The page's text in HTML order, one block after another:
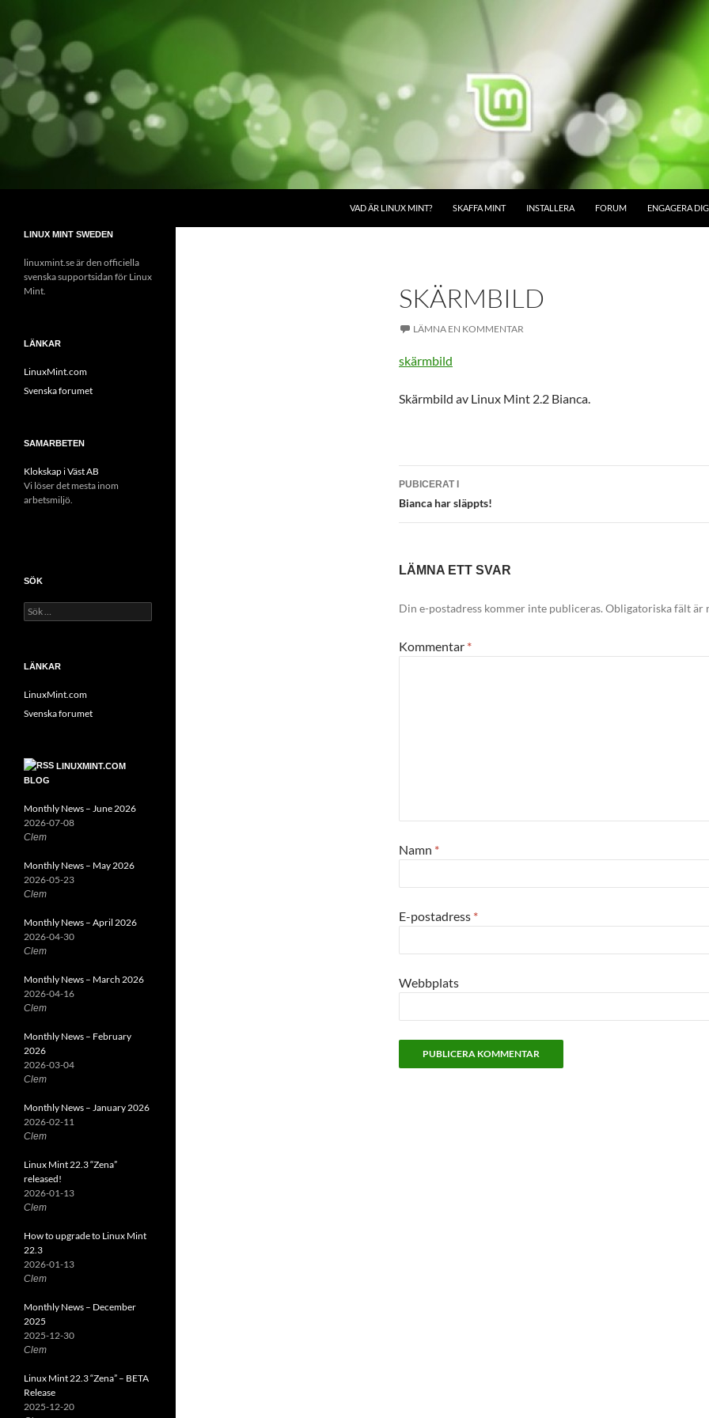
till
innehåll
VAD ÄR LINUX MINT? SKAFFA MINT INSTALLERA FORUM ENGAGERA DIG
SKÄRMBILD
LÄMNA EN KOMMENTAR
skärmbild
Skärmbild av Linux Mint 2.2 Bianca.
Inläggsnavigering
PUBICERAT I
Bianca har släppts!
LÄMNA ETT SVAR
Din e-postadress kommer inte publiceras. Obligatoriska fält är
Kommentar *
Namn *
E-postadress *
Webbplats
Linux Mint Sweden
LINUX MINT SWEDEN
linuxmint.se är den officiella
svenska supportsidan för Linux
Mint.
LÄNKAR
LinuxMint.com
Svenska forumet
SAMARBETEN
Klokskap i Väst AB
Vi löser det mesta inom
arbetsmiljö.
SÖK
Sök
efter:
LÄNKAR
LinuxMint.com
Svenska forumet
LINUXMINT.COM
BLOG
Monthly News – June 2026
2026-07-08
Clem
Monthly News – May 2026
2026-05-23
Clem
Monthly News – April 2026
2026-04-30
Clem
Monthly News – March 2026
2026-04-16
Clem
Monthly News – February
2026
2026-03-04
Clem
Monthly News – January 2026
2026-02-11
Clem
Linux Mint 22.3 “Zena”
released!
2026-01-13
Clem
How to upgrade to Linux Mint
22.3
2026-01-13
Clem
Monthly News – December
2025
2025-12-30
Clem
Linux Mint 22.3 “Zena” – BETA
Release
2025-12-20